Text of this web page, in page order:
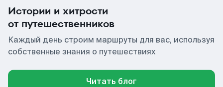
Истории и хитрости
от путешественников
Каждый день строим маршруты для вас, используя
собственные знания о путешествиях
Читать блог